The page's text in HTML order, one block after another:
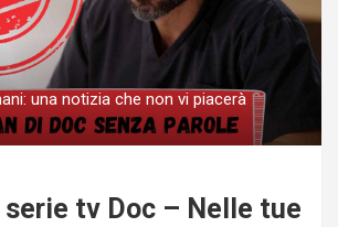
una notizia che non vi piacerà
serie tv Doc – Nelle tue